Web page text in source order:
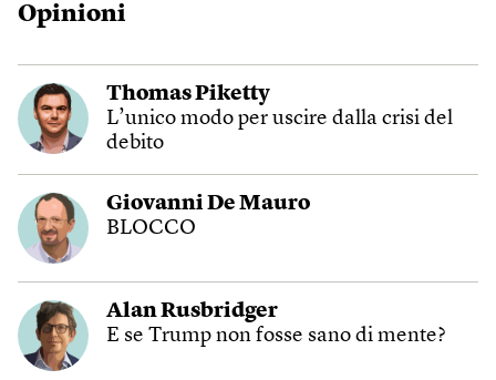
Opinioni
Thomas Piketty
L’unico modo per uscire dalla crisi del
debito
Giovanni De Mauro
BLOCCO
Alan Rusbridger
E se Trump non fosse sano di mente?